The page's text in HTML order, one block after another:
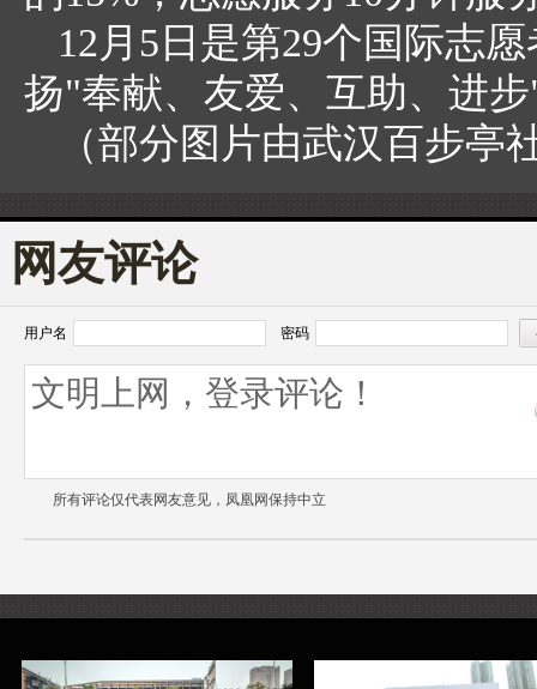
12月5日是第29个国际志
扬"奉献、友爱、互助、进
（部分图片由武汉百步亭
网友评论
用户名 密码
所有评论仅代表网友意见，凤凰网保持中立